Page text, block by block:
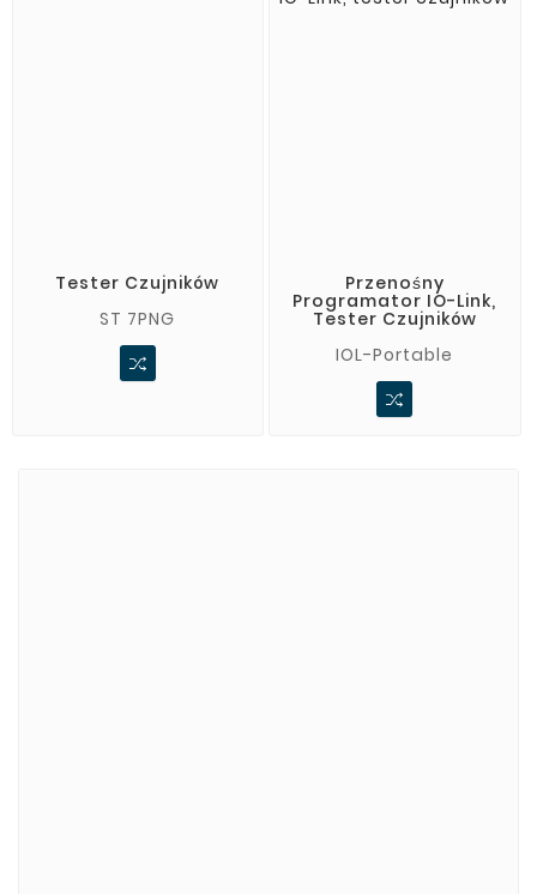
Tester Czujników
ST 7PNG
Przenośny
Programator IO-Link,
Tester Czujników
IOL-Portable